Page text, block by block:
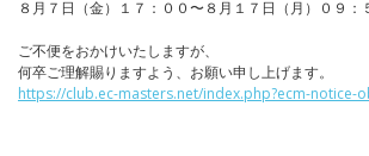
８月７日（金）１７：００〜８月１７日（月）０９：
ご不便をおかけいたしますが、
何卒ご理解賜りますよう、お願い申し上げます。
https://club.ec-masters.net/index.php?ecm-notice-